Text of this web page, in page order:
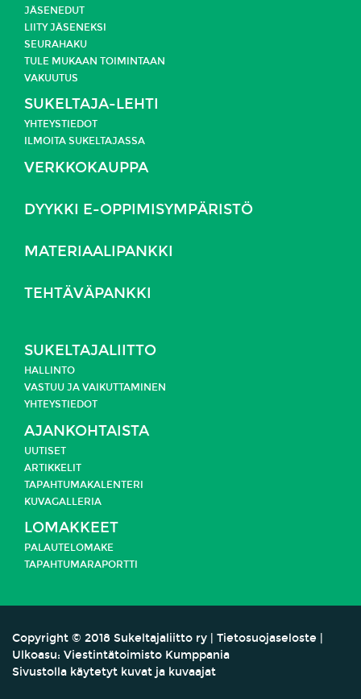
JÄSENEDUT
LIITY JÄSENEKSI
SEURAHAKU
TULE MUKAAN TOIMINTAAN
VAKUUTUS
SUKELTAJA-LEHTI
YHTEYSTIEDOT
ILMOITA SUKELTAJASSA
VERKKOKAUPPA
DYYKKI E-OPPIMISYMPÄRISTÖ
MATERIAALIPANKKI
TEHTÄVÄPANKKI
SUKELTAJALIITTO
HALLINTO
VASTUU JA VAIKUTTAMINEN
YHTEYSTIEDOT
AJANKOHTAISTA
UUTISET
ARTIKKELIT
TAPAHTUMAKALENTERI
KUVAGALLERIA
LOMAKKEET
PALAUTELOMAKE
TAPAHTUMARAPORTTI
Copyright © 2018 Sukeltajaliitto ry | Tietosuojaseloste
Ulkoasu: Viestintätoimisto Kumppania
Sivustolla käytetyt kuvat ja kuvaajat